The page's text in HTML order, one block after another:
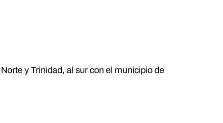
y Trinidad, al sur con el municipio de